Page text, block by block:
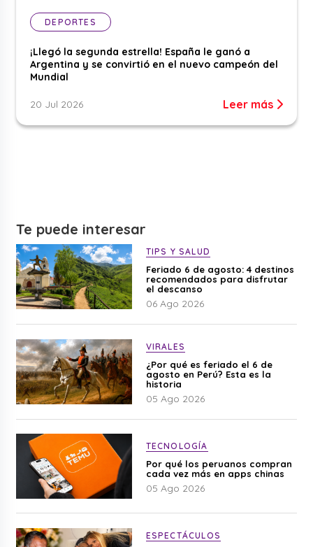
DEPORTES
¡Llegó la segunda estrella! España le ganó a
Argentina y se convirtió en el nuevo campeón del
Mundial
20 Jul 2026 Leer más
Te puede interesar
TIPS Y SALUD
Feriado 6 de agosto: 4 destinos
recomendados para disfrutar
el descanso
06 Ago 2026
VIRALES
¿Por qué es feriado el 6 de
agosto en Perú? Esta es la
historia
05 Ago 2026
TECNOLOGÍA
Por qué los peruanos compran
cada vez más en apps chinas
05 Ago 2026
ESPECTÁCULOS